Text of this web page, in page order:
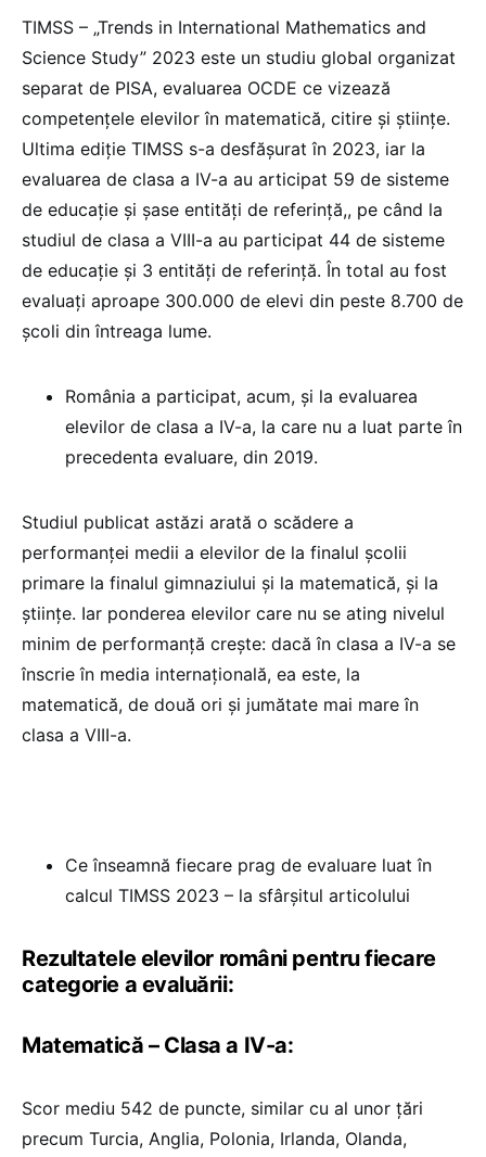
TIMSS – „Trends in International Mathematics and
Science Study” 2023 este un studiu global organizat
separat de PISA, evaluarea OCDE ce vizează
competențele elevilor în matematică, citire și științe.
Ultima ediție TIMSS s-a desfășurat în 2023, iar la
evaluarea de clasa a IV-a au articipat 59 de sisteme
de educație și șase entități de referință,, pe când la
studiul de clasa a VIII-a au participat 44 de sisteme
de educație și 3 entități de referință. În total au fost
evaluați aproape 300.000 de elevi din peste 8.700 de
școli din întreaga lume.
România a participat, acum, și la evaluarea
elevilor de clasa a IV-a, la care nu a luat parte în
precedenta evaluare, din 2019.
Studiul publicat astăzi arată o scădere a
performanței medii a elevilor de la finalul școlii
primare la finalul gimnaziului și la matematică, și la
științe. Iar ponderea elevilor care nu se ating nivelul
minim de performanță crește: dacă în clasa a IV-a se
înscrie în media internațională, ea este, la
matematică, de două ori și jumătate mai mare în
clasa a VIII-a.
Ce înseamnă fiecare prag de evaluare luat în
calcul TIMSS 2023 – la sfârșitul articolului
Rezultatele elevilor români pentru fiecare
categorie a evaluării:
Matematică – Clasa a IV-a:
Scor mediu 542 de puncte, similar cu al unor țări
precum Turcia, Anglia, Polonia, Irlanda, Olanda,